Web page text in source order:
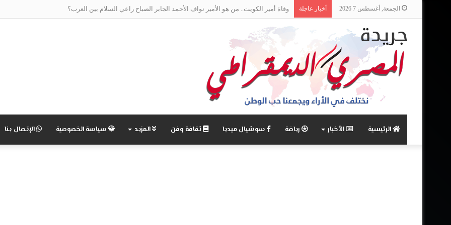
الجمعة, أغسطس 7 2026 أخبار عاجلة وفاة أمير الكويت.. من هو الأمير نواف الأحمد الجابر الصباح راعي السلام بين العرب؟
الرئيسية الأخبار رياضة سوشيال ميديا ثقافة وفن المزيد سياسة الخصوصية الإتصال بنا